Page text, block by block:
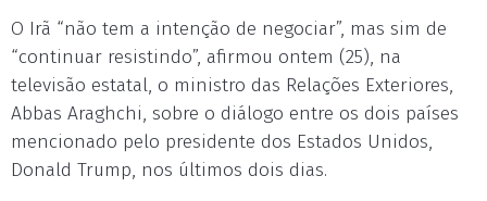
O Irã “não tem a intenção de negociar”, mas sim de
“continuar resistindo”, afirmou ontem (25), na
televisão estatal, o ministro das Relações Exteriores,
Abbas Araghchi, sobre o diálogo entre os dois países
mencionado pelo presidente dos Estados Unidos,
Donald Trump, nos últimos dois dias.